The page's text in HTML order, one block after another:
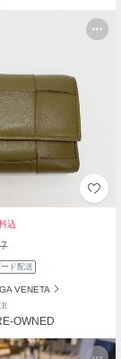
込
ド配送
VENETA
OWNED